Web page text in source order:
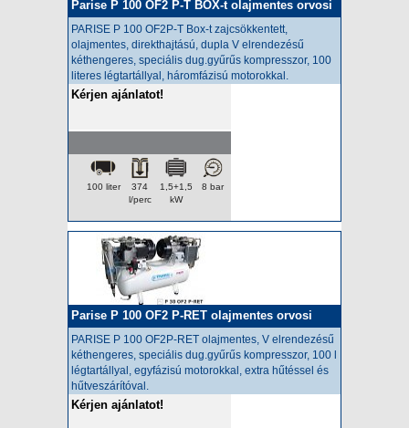
Parise P 100 OF2 P-T BOX-t olajmentes orvosi
kompresszor
PARISE P 100 OF2P-T Box-t zajcsökkentett,
olajmentes, direkthajtású, dupla V elrendezésű
kéthengeres, speciális dug.gyűrűs kompresszor, 100
literes légtartállyal, háromfázisú motorokkal.
Kérjen ajánlatot!
8 bar
1,5+1,5
kW
374
l/perc
100 liter
Parise P 100 OF2 P-RET olajmentes orvosi
kompresszor
PARISE P 100 OF2P-RET olajmentes, V elrendezésű
kéthengeres, speciális dug.gyűrűs kompresszor, 100 l
légtartállyal, egyfázisú motorokkal, extra hűtéssel és
hűtveszárítóval.
Kérjen ajánlatot!